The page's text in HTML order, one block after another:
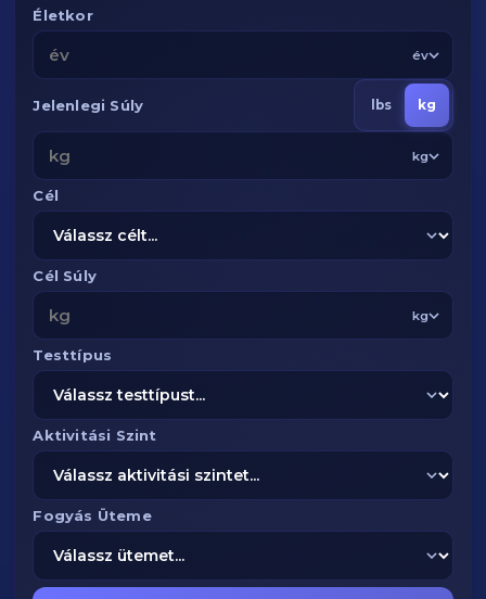
Életkor
év
Jelenlegi Súly lbs kg
kg
Cél
Cél Súly
kg
Testtípus
Aktivitási Szint
Fogyás Üteme